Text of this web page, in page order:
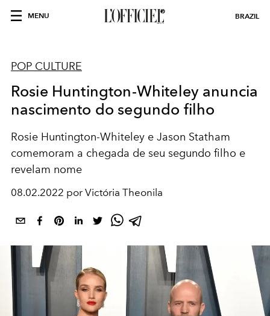
MENU BRAZIL
POP CULTURE
Rosie Huntington-Whiteley anuncia
nascimento do segundo filho
Rosie Huntington-Whiteley e Jason Statham
comemoram a chegada de seu segundo filho e
revelam nome
08.02.2022 por Victória Theonila